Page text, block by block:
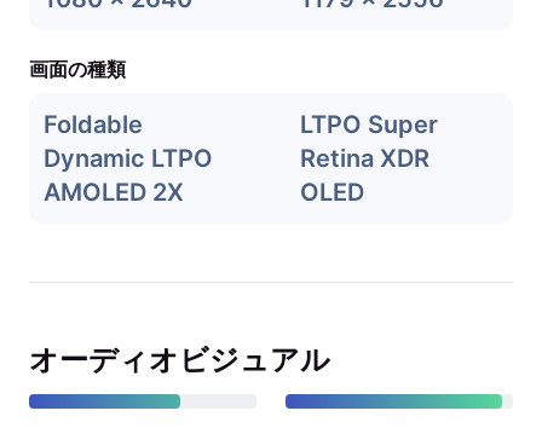
画面の種類
Foldable
Dynamic LTPO
AMOLED 2X
LTPO Super
Retina XDR
OLED
オーディオビジュアル